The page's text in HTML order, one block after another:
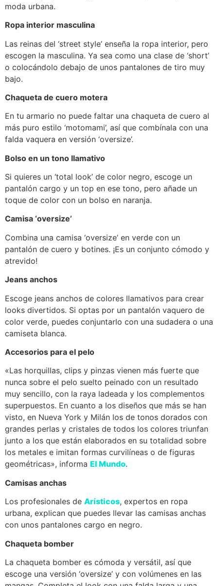
moda urbana.
Ropa interior masculina
Las reinas del ‘street style’ enseña la ropa interior, pero
escogen la masculina. Ya sea como una clase de ‘short’
o colocándolo debajo de unos pantalones de tiro muy
bajo.
Chaqueta de cuero motera
En tu armario no puede faltar una chaqueta de cuero al
más puro estilo ‘motomami’, así que combínala con una
falda vaquera en versión ‘oversize’.
Bolso en un tono llamativo
Si quieres un ‘total look’ de color negro, escoge un
pantalón cargo y un top en ese tono, pero añade un
toque de color con un bolso en naranja.
Camisa ‘oversize’
Combina una camisa ‘oversize’ en verde con un
pantalón de cuero y botines. ¡Es un conjunto cómodo y
atrevido!
Jeans anchos
Escoge jeans anchos de colores llamativos para crear
looks divertidos. Si optas por un pantalón vaquero de
color verde, puedes conjuntarlo con una sudadera o una
camiseta blanca.
Accesorios para el pelo
«Las horquillas, clips y pinzas vienen más fuerte que
nunca sobre el pelo suelto peinado con un resultado
muy sencillo, con la raya ladeada y los complementos
superpuestos. En cuanto a los diseños que más se han
visto, en Nueva York y Milán los de tonos dorados con
grandes perlas y cristales de todos los colores triunfan
junto a los que están elaborados en su totalidad sobre
los metales e imitan formas curvilíneas o de figuras
geométricas», informa El Mundo.
Camisas anchas
Los profesionales de Arísticos, expertos en ropa
urbana, explican que puedes llevar las camisas anchas
con unos pantalones cargo en negro.
Chaqueta bomber
La chaqueta bomber es cómoda y versátil, así que
escoge una versión ‘oversize’ y con volúmenes en las